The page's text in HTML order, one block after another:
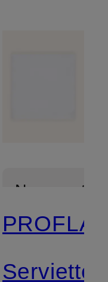
Nouveautés
Serviette